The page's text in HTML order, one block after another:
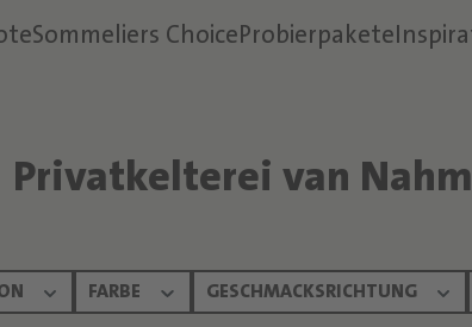
Sommeliers ChoiceProbierpakete
Privatkelterei van
FARBE GESCHMACKSRICHTUNG